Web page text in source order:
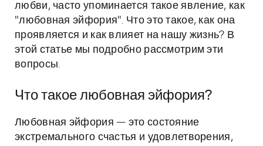
любви, часто упоминается такое явление, как
"любовная эйфория". Что это такое, как она
проявляется и как влияет на нашу жизнь? В
этой статье мы подробно рассмотрим эти
вопросы.
Что такое любовная эйфория?
Любовная эйфория — это состояние
экстремального счастья и удовлетворения,